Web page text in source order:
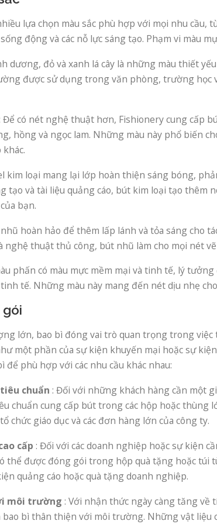
lựa chọn màu sắc phù hợp với mọi nhu cầu,
động và các nỗ lực sáng tạo. Phạm vi màu
dương, đỏ và xanh lá cây là những màu thiết
được sử dụng trong văn phòng, trường học
: Để có nét nghệ thuật hơn, Fishionery cung cấp
hồng và ngọc lam. Những màu này phổ biến
kim loại mang lại lớp hoàn thiện sáng bóng,
tạo và tài liệu quảng cáo, bút kim loại tạo thêm
bạn.
hoàn hảo để thêm lấp lánh và tỏa sáng cho
nghệ thuật thủ công, bút nhũ làm cho mọi nét
phấn có màu mực mềm mại và tinh tế, lý
tế. Những màu này mang đến nét dịu nhẹ
gói
lớn, bao bì đóng vai trò quan trọng trong
một phần của sự kiện khuyến mại hoặc sự
để phù hợp với các nhu cầu khác nhau:
chuẩn : Đối với những khách hàng cần một
chuẩn cung cấp bút trong các hộp hoặc thùng
chức giáo dục và các đơn hàng lớn của công ty.
cấp : Đối với các doanh nghiệp hoặc sự kiện
thể được đóng gói trong hộp quà tặng hoặc túi
quảng cáo hoặc quà tặng doanh nghiệp.
môi trường : Với nhận thức ngày càng tăng
bao bì thân thiện với môi trường. Những vật